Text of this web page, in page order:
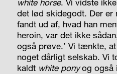
white horse. Vi vidste
det lød skidegodt. Der er
fandt ud af, hvad han
heroin, var det ikke
også prøve.’ Vi tænkte,
noget dårligt selskab. Vi
kaldt white ponyog også